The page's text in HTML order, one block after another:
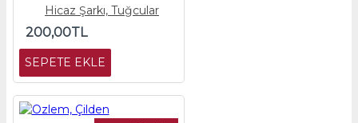
Hicaz Şarkı, Tuğcular
200,00TL
SEPETE EKLE